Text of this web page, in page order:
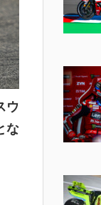
ウ
な